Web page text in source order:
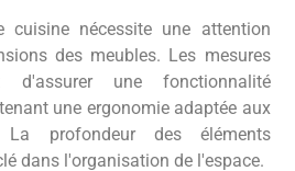
cuisine nécessite une attention
des meubles. Les mesures
d'assurer une fonctionnalité
une ergonomie adaptée aux
La profondeur des éléments
dans l'organisation de l'espace.